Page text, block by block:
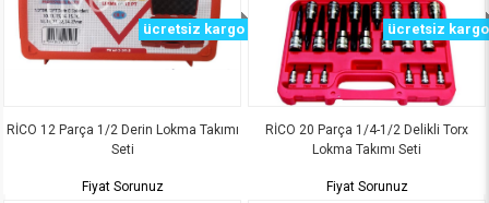
RİCO 12 Parça 1/2 Derin Lokma Takımı
Seti
ücretsiz kargo
Fiyat Sorunuz
RİCO 20 Parça 1/4-1/2 Delikli Torx
Lokma Takımı Seti
ücretsiz kargo
Fiyat Sorunuz